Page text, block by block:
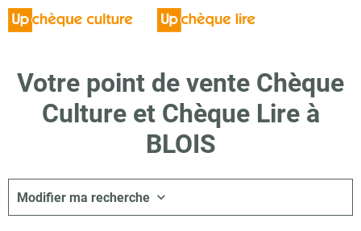
Votre point de vente Chèque
Culture et Chèque Lire à
BLOIS
Modifier ma recherche